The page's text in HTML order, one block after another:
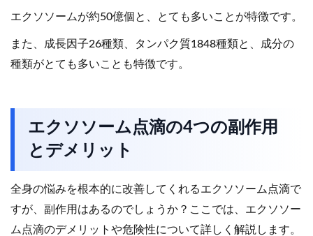
エクソソームが約50億個と、とても多いことが特徴です。
また、成長因子26種類、タンパク質1848種類と、成分の
種類がとても多いことも特徴です。
エクソソーム点滴の4つの副作用
とデメリット
全身の悩みを根本的に改善してくれるエクソソーム点滴で
すが、副作用はあるのでしょうか？ここでは、エクソソー
ム点滴のデメリットや危険性について詳しく解説します。